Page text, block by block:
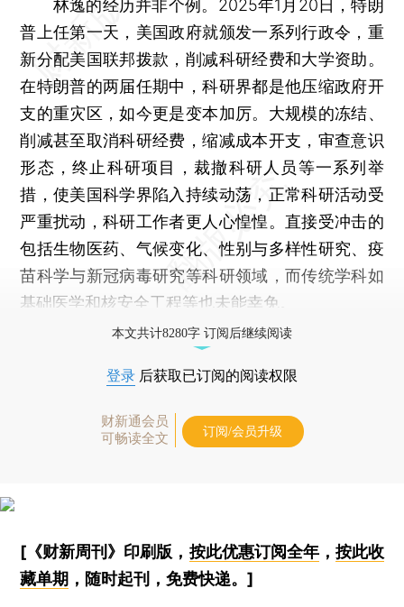
林逸的经历并非个例。2025年1月20日，特朗
普上任第一天，美国政府就颁发一系列行政令，重
新分配美国联邦拨款，削减科研经费和大学资助。
在特朗普的两届任期中，科研界都是他压缩政府开
支的重灾区，如今更是变本加厉。大规模的冻结、
削减甚至取消科研经费，缩减成本开支，审查意识
形态，终止科研项目，裁撤科研人员等一系列举
措，使美国科学界陷入持续动荡，正常科研活动受
严重扰动，科研工作者更人心惶惶。直接受冲击的
包括生物医药、气候变化、性别与多样性研究、疫
苗科学与新冠病毒研究等科研领域，而传统学科如
基础医学和核安全工程等也未能幸免。
本文共计8280字 订阅后继续阅读
登录 后获取已订阅的阅读权限
财新通会员
可畅读全文
订阅/会员升级
[《财新周刊》印刷版， 按此优惠订阅全年， 按此收
藏单期 ，随时起刊，免费快递。]